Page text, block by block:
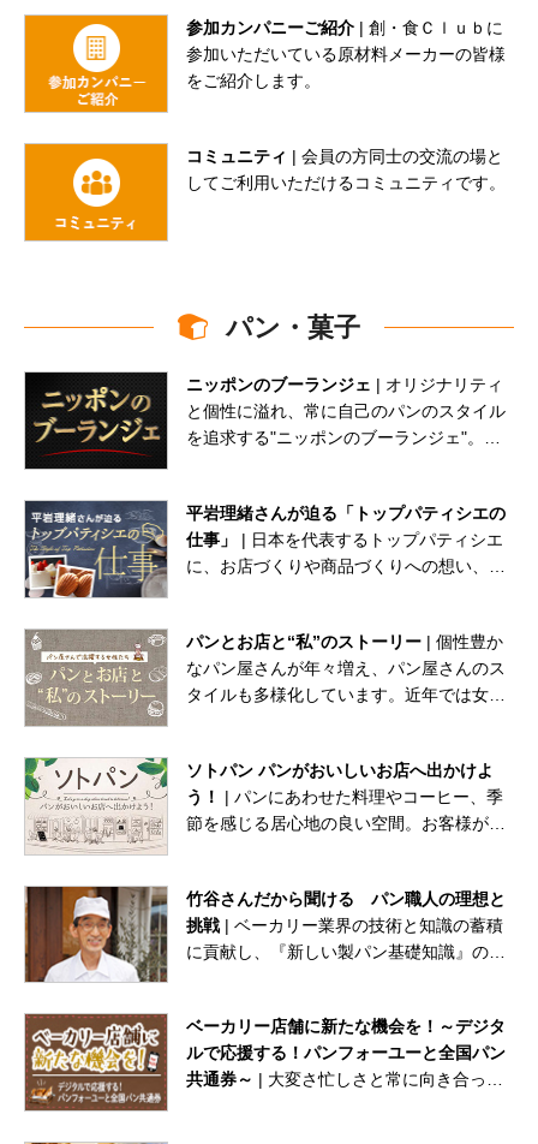
参加カンパニーご紹介 | 創・食Ｃｌｕｂに
参加いただいている原材料メーカーの皆様
をご紹介します。
コミュニティ | 会員の方同士の交流の場と
してご利用いただけるコミュニティです。
パン・菓子
ニッポンのブーランジェ | オリジナリティ
と個性に溢れ、常に自己のパンのスタイル
を追求する"ニッポンのブーランジェ"。そ
平岩理緒さんが迫る「トップパティシエの
仕事」
| 日本を代表するトップパティシエ
に、お店づくりや商品づくりへの想い、人
パンとお店と“私”のストーリー | 個性豊か
なパン屋さんが年々増え、パン屋さんのス
タイルも多様化しています。近年では女性
「パン屋さんで活躍する女性」をご紹介し
ます。
ソトパン パンがおいしいお店へ出かけよ
う！
| パンにあわせた料理やコーヒー、季
節を感じる居心地の良い空間。お客様がソ
竹谷さんだから聞ける パン職人の理想と
挑戦 | ベーカリー業界の技術と知識の蓄積
に貢献し、『新しい製パン基礎知識』の著
ベーカリー店舗に新たな機会を！～デジタ
ルで応援する！パンフォーユーと全国パン
共通券～ | 大変さ忙しさと常に向き合って